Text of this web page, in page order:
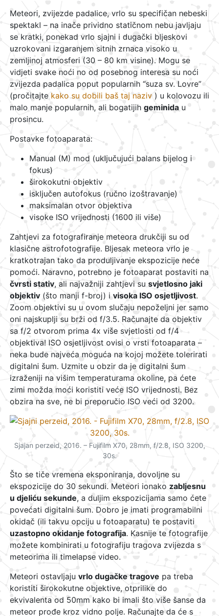
Meteori, zvijezde padalice, vrlo su specifičan nebeski
spektakl – na inače prividno statičnom nebu javljaju
se kratki, ponekad vrlo sjajni i dugački bljeskovi
uzrokovani izgaranjem sitnih zrnaca visoko u
zemljinoj atmosferi (30 – 80 km visine). Mogu se
vidjeti svake noći no od posebnog interesa su noći
zvijezda padalica poput popularnih “suza sv. Lovre”
(pročitajte kako su dobili baš taj naziv ) u kolovozu ili
malo manje popularnih, ali bogatijih geminida u
prosincu.
Postavke fotoaparata:
Manual (M) mod (uključujući balans bijelog i
fokus)
širokokutni objektiv
isključen autofokus (ručno izoštravanje)
maksimalan otvor objektiva
visoke ISO vrijednosti (1600 ili više)
Zahtjevi za fotografiranje meteora drukčiji su od
klasične astrofotografije. Bljesak meteora vrlo je
kratkotrajan tako da produljivanje ekspozicije neće
pomoći. Naravno, potrebno je fotoaparat postaviti na
čvrsti stativ, ali najvažniji zahtjevi su svjetlosno jaki
objektiv (što manji f-broj) i visoka ISO osjetljivost.
Zoom objektivi su u ovom slučaju nepoželjni jer samo
oni najskuplji su brži od f/3.5. Računajte da objektiv
sa f/2 otvorom prima 4x više svjetlosti od f/4
objektiva! ISO osjetljivost ovisi o vrsti fotoaparata –
neka bude najveća moguća na kojoj možete tolerirati
digitalni šum. Uzmite u obzir da je digitalni šum
izraženiji na višim temperaturama okoline, pa ćete
zimi možda moći koristiti veće ISO vrijednosti. Bez
obzira na sve, ne bi preporučio ISO veći od 3200.
Sjajan perzeid, 2016. – Fujifilm X70, 28mm, f/2.8, ISO 3200,
30s.
Što se tiče vremena eksponiranja, dovoljne su
ekspozicije do 30 sekundi. Meteori ionako zabljesnu
u djeliću sekunde, a duljim ekspozicijama samo ćete
povećati digitalni šum. Dobro je imati programabilni
okidač (ili takvu opciju u fotoaparatu) te postaviti
uzastopno okidanje fotografija. Kasnije te fotografije
možete kombinirati u fotografiju tragova zvijezda s
meteorima ili timelapse video.
Meteori ostavljaju vrlo dugačke tragove pa treba
koristiti širokokutne objektive, otprilike do
ekvivalenta od 50mm kako bi imali što više šanse da
meteor prođe kroz vidno polje. Računajte da će s